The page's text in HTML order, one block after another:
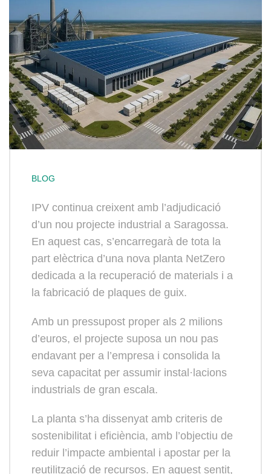
BLOG
IPV continua creixent amb l’adjudicació
d’un nou projecte industrial a Saragossa.
En aquest cas, s’encarregarà de tota la
part elèctrica d’una nova planta NetZero
dedicada a la recuperació de materials i a
la fabricació de plaques de guix.
Amb un pressupost proper als 2 milions
d’euros, el projecte suposa un nou pas
endavant per a l’empresa i consolida la
seva capacitat per assumir instal·lacions
industrials de gran escala.
La planta s’ha dissenyat amb criteris de
sostenibilitat i eficiència, amb l’objectiu de
reduir l’impacte ambiental i apostar per la
reutilització de recursos. En aquest sentit,